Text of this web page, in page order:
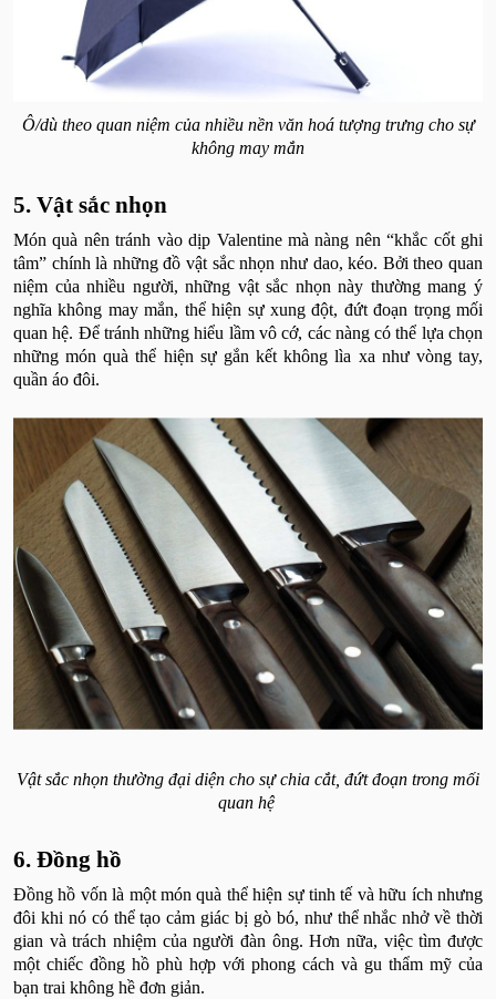
Ô/dù theo quan niệm của nhiều nền văn hoá tượng trưng cho sự
không may mắn
5. Vật sắc nhọn
Món quà nên tránh vào dịp Valentine mà nàng nên “khắc cốt ghi
tâm” chính là những đồ vật sắc nhọn như dao, kéo. Bởi theo quan
niệm của nhiều người, những vật sắc nhọn này thường mang ý
nghĩa không may mắn, thể hiện sự xung đột, đứt đoạn trọng mối
quan hệ. Để tránh những hiểu lầm vô cớ, các nàng có thể lựa chọn
những món quà thể hiện sự gắn kết không lìa xa như vòng tay,
quần áo đôi.
Vật sắc nhọn thường đại diện cho sự chia cắt, đứt đoạn trong mối
quan hệ
6. Đồng hồ
Đồng hồ vốn là một món quà thể hiện sự tinh tế và hữu ích nhưng
đôi khi nó có thể tạo cảm giác bị gò bó, như thể nhắc nhở về thời
gian và trách nhiệm của người đàn ông. Hơn nữa, việc tìm được
một chiếc đồng hồ phù hợp với phong cách và gu thẩm mỹ của
bạn trai không hề đơn giản.